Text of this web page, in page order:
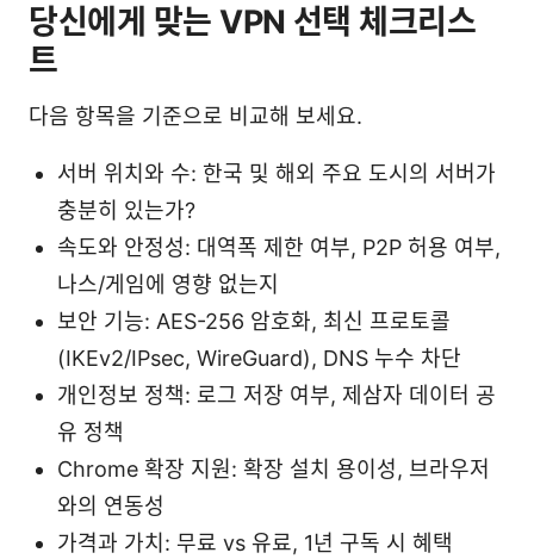
당신에게 맞는 VPN 선택 체크리스
트
다음 항목을 기준으로 비교해 보세요.
서버 위치와 수: 한국 및 해외 주요 도시의 서버가
충분히 있는가?
속도와 안정성: 대역폭 제한 여부, P2P 허용 여부,
나스/게임에 영향 없는지
보안 기능: AES-256 암호화, 최신 프로토콜
(IKEv2/IPsec, WireGuard), DNS 누수 차단
개인정보 정책: 로그 저장 여부, 제삼자 데이터 공
유 정책
Chrome 확장 지원: 확장 설치 용이성, 브라우저
와의 연동성
가격과 가치: 무료 vs 유료, 1년 구독 시 혜택